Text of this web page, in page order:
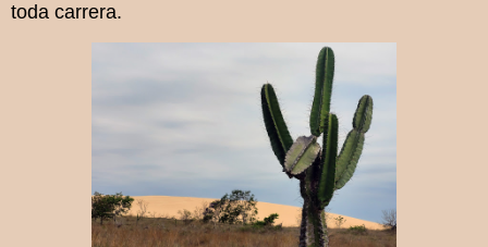
toda carrera.